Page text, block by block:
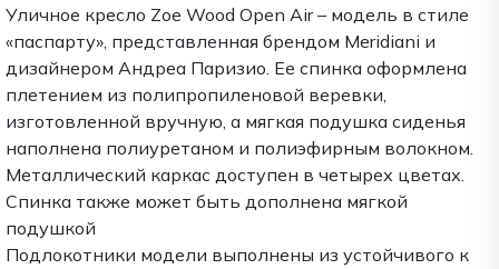
Уличное кресло Zoe Wood Open Air – модель в стиле
«паспарту», представленная брендом Meridiani и
дизайнером Андреа Паризио. Ее спинка оформлена
плетением из полипропиленовой веревки,
изготовленной вручную, а мягкая подушка сиденья
наполнена полиуретаном и полиэфирным волокном.
Металлический каркас доступен в четырех цветах.
Спинка также может быть дополнена мягкой
подушкой
Подлокотники модели выполнены из устойчивого к